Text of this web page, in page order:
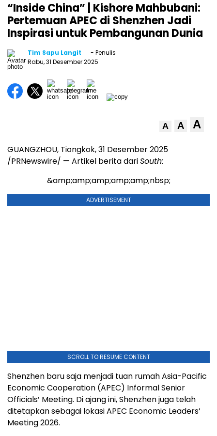
“Inside China” | Kishore Mahbubani:
Pertemuan APEC di Shenzhen Jadi
Inspirasi untuk Pembangunan Dunia
Tim Sapu Langit
- Penulis
Rabu, 31 Desember 2025
A A A
GUANGZHOU, Tiongkok, 31 Desember 2025
/PRNewswire/ — Artikel berita dariSouth:
&amp;amp;amp;amp;amp;nbsp;
ADVERTISEMENT
SCROLL TO RESUME CONTENT
Shenzhen baru saja menjadi tuan rumah Asia-Pacific
Economic Cooperation (APEC) Informal Senior
Officials’ Meeting. Di ajang ini,Shenzhenjuga telah
ditetapkan sebagai lokasi APEC Economic Leaders’
Meeting 2026.